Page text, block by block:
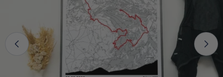
le média 1 en mode modal